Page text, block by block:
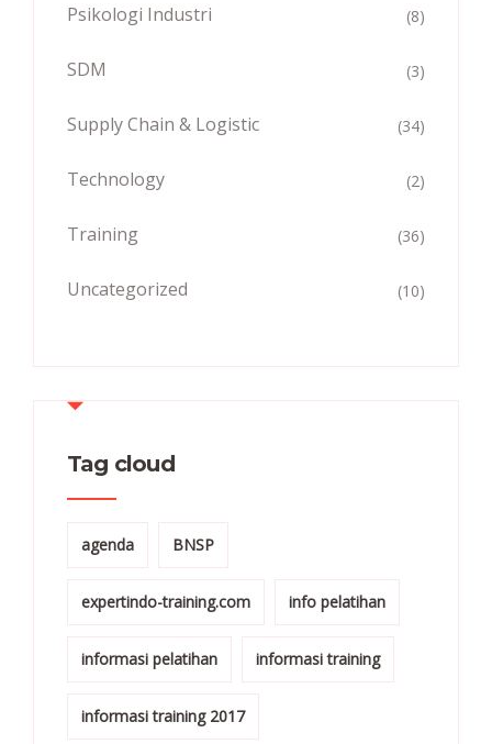
Psikologi Industri (8)
SDM (3)
Supply Chain & Logistic (34)
Technology (2)
Training (36)
Uncategorized (10)
Tag cloud
agenda BNSP
expertindo-training.com info pelatihan
informasi pelatihan informasi training
informasi training 2017